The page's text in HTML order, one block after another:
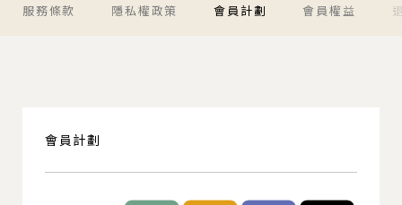
服務條款 隱私權政策 會員計劃 會員權益
會員計劃